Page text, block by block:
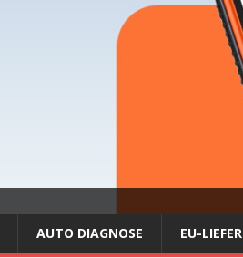
AUTO DIAGNOSE EU-